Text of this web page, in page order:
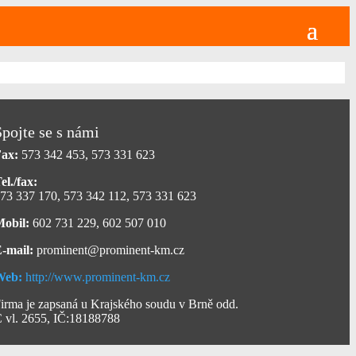
se s námi
573 342 453, 573 331 623
fax:
337 170, 573 342 112, 573 331 623
602 731 229, 602 507 010
mail: prominent@prominent-km.cz
http://www.prominent-km.cz
je zapsaná u Krajského soudu v Brně odd.
vl. 2655, IČ:18188788